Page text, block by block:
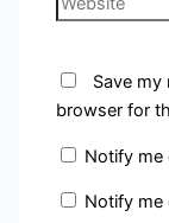
Save my
browser for
Notify me
Notify me